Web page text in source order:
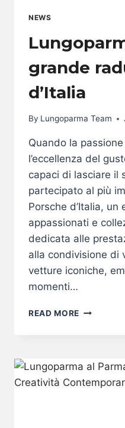
NEWS
grande
d’Italia
By Lungoparma Team
Quando la
l’eccellenza del
capaci di lasciare il
partecipato al più
Porsche d’Italia,
appassionati e
dedicata alle
alla condivisione di
vetture iconiche,
momenti…
READ MORE
PORSCHE
D’ITALIA